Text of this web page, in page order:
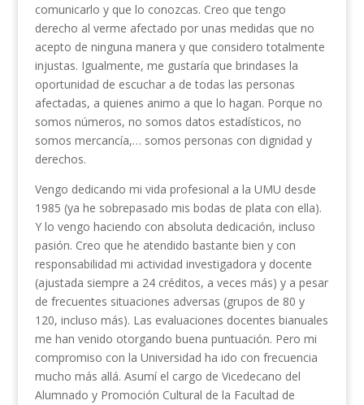
comunicarlo y que lo conozcas. Creo que tengo
derecho al verme afectado por unas medidas que no
acepto de ninguna manera y que considero totalmente
injustas. Igualmente, me gustaría que brindases la
oportunidad de escuchar a de todas las personas
afectadas, a quienes animo a que lo hagan. Porque no
somos números, no somos datos estadísticos, no
somos mercancía,… somos personas con dignidad y
derechos.
Vengo dedicando mi vida profesional a la UMU desde
1985 (ya he sobrepasado mis bodas de plata con ella).
Y lo vengo haciendo con absoluta dedicación, incluso
pasión. Creo que he atendido bastante bien y con
responsabilidad mi actividad investigadora y docente
(ajustada siempre a 24 créditos, a veces más) y a pesar
de frecuentes situaciones adversas (grupos de 80 y
120, incluso más). Las evaluaciones docentes bianuales
me han venido otorgando buena puntuación. Pero mi
compromiso con la Universidad ha ido con frecuencia
mucho más allá. Asumí el cargo de Vicedecano del
Alumnado y Promoción Cultural de la Facultad de